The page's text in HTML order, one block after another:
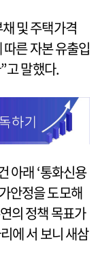
및 주택가격
른 자본 유출입
고 말했다.
아래 ‘통화신용
안정을 도모해
의 정책 목표가
에 서 보니 새삼